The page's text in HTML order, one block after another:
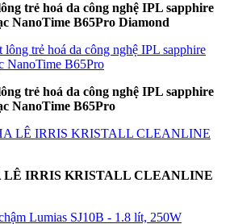
trẻ hoá da công nghệ IPL sapphire
NanoTime B65Pro Diamond
trẻ hoá da công nghệ IPL sapphire
NanoTime B65Pro
LÊ IRRIS KRISTALL CLEANLINE